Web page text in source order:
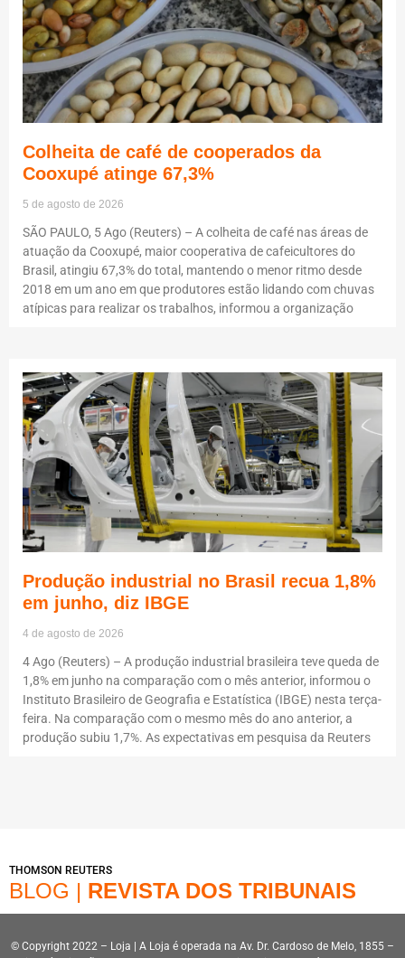
Colheita de café de cooperados da
Cooxupé atinge 67,3%
5 de agosto de 2026
SÃO PAULO, 5 Ago (Reuters) – A colheita de café nas áreas de
atuação da Cooxupé, maior cooperativa de cafeicultores do
Brasil, atingiu 67,3% do total, mantendo o menor ritmo desde
2018 em um ano em que produtores estão lidando com chuvas
atípicas para realizar os trabalhos, informou a organização
Produção industrial no Brasil recua 1,8%
em junho, diz IBGE
4 de agosto de 2026
4 Ago (Reuters) – A produção industrial brasileira teve queda de
1,8% em junho na comparação com o mês anterior, informou o
Instituto Brasileiro de Geografia e Estatística (IBGE) nesta terça-
feira. Na comparação com o mesmo mês do ano anterior, a
produção subiu 1,7%. As expectativas em pesquisa da Reuters
THOMSON REUTERS
BLOG | REVISTA DOS TRIBUNAIS
© Copyright 2022 – Loja | A Loja é operada na Av. Dr. Cardoso de Melo, 1855 –